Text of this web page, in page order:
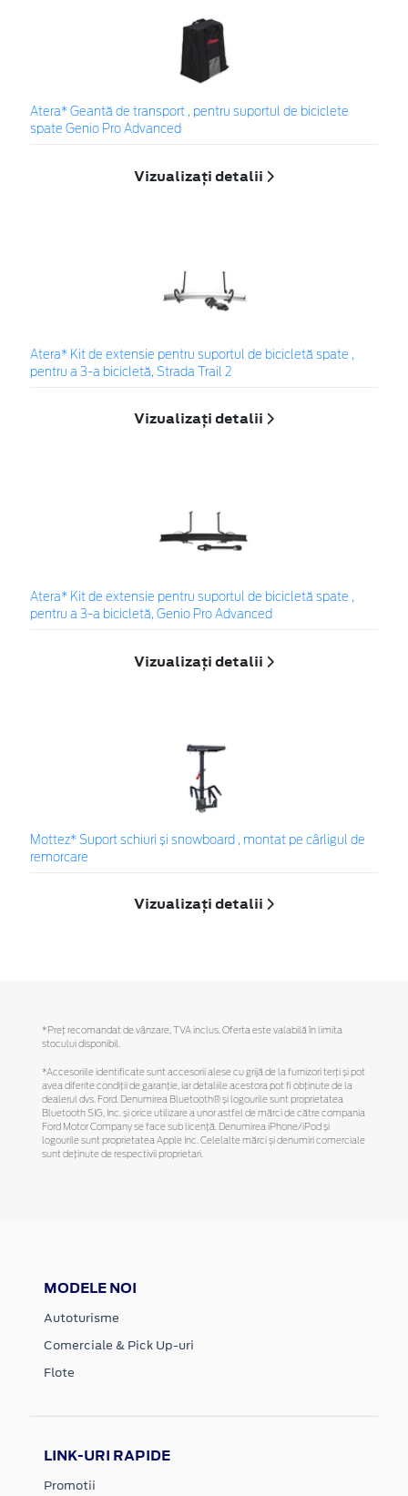
Atera* Geantă de transport , pentru suportul de biciclete
spate Genio Pro Advanced
Vizualizați detalii
Atera* Kit de extensie pentru suportul de bicicletă spate ,
pentru a 3-a bicicletă, Strada Trail 2
Vizualizați detalii
Atera* Kit de extensie pentru suportul de bicicletă spate ,
pentru a 3-a bicicletă, Genio Pro Advanced
Vizualizați detalii
Mottez* Suport schiuri și snowboard , montat pe cârligul de
remorcare
Vizualizați detalii
*Preţ recomandat de vânzare, TVA inclus. Oferta este valabilă în limita
stocului disponibil.
*Accesoriile identificate sunt accesorii alese cu grijă de la furnizori terți și pot
avea diferite condiții de garanție, iar detaliile acestora pot fi obținute de la
dealerul dvs. Ford. Denumirea Bluetooth® și logourile sunt proprietatea
Bluetooth SIG, Inc. și orice utilizare a unor astfel de mărci de către compania
Ford Motor Company se face sub licență. Denumirea iPhone/iPod și
logourile sunt proprietatea Apple Inc. Celelalte mărci și denumiri comerciale
sunt deținute de respectivii proprietari.
MODELE NOI
Autoturisme
Comerciale & Pick Up-uri
Flote
LINK-URI RAPIDE
Promotii